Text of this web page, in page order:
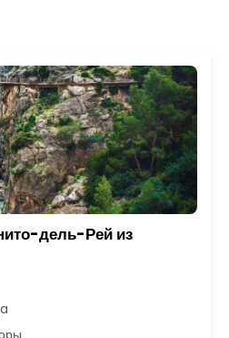
дель-Рей из